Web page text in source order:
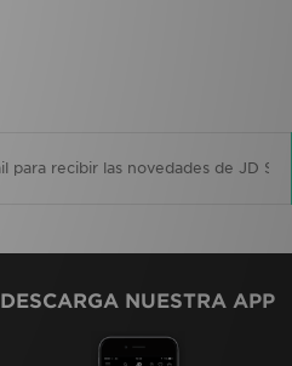
DESCARGA NUESTRA APP